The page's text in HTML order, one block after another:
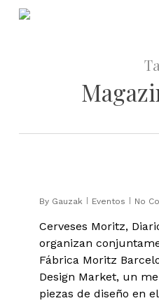
Skip
By Gauzak Eventos No
Cerveses Moritz,
organizan
Fábrica Moritz
Design Market, un
piezas de diseño en